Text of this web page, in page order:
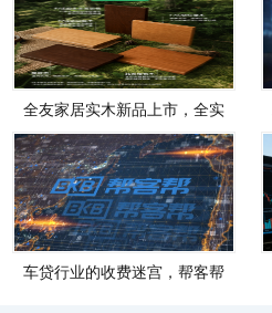
全友家居实木新品上市，全实
车贷行业的收费迷宫，帮客帮